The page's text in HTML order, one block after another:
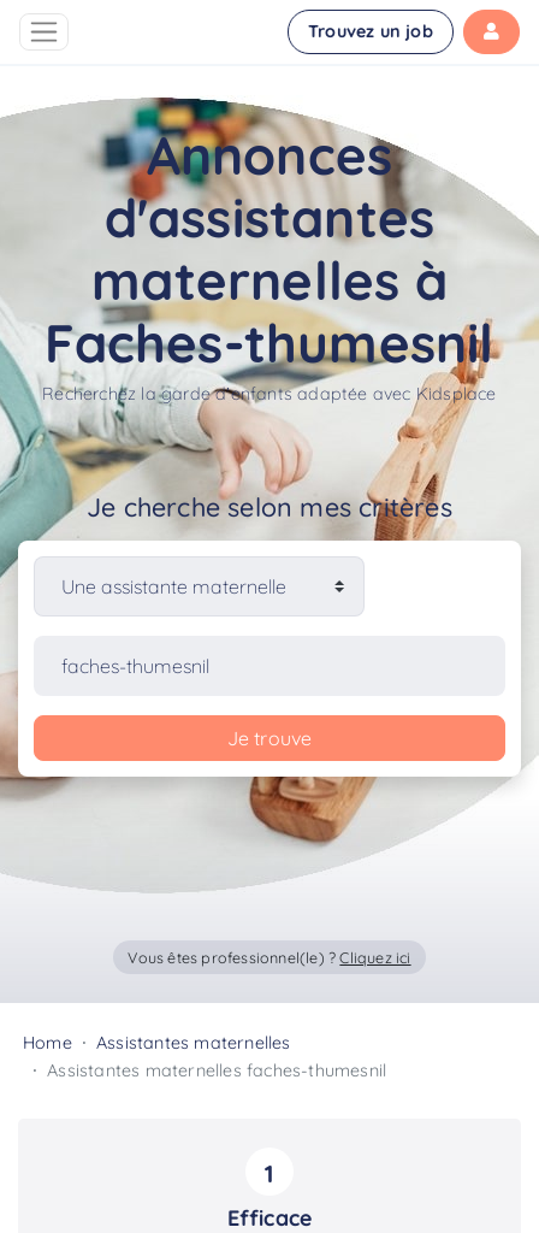
Trouvez un job
Annonces
d'assistantes
maternelles à
Faches-thumesnil
Recherchez la garde d'enfants adaptée avec Kidsplace
Je cherche selon mes critères
Je trouve
Vous êtes professionnel(le) ?Cliquez ici
Home
Assistantes maternelles
Assistantes maternelles faches-thumesnil
1
Efficace